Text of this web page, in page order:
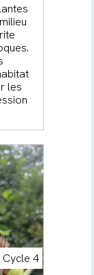
les
Cycle 4